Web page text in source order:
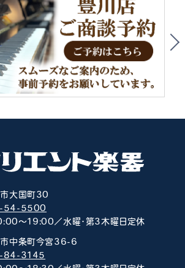
市大国町30
54-5500
～19:00／水曜･第3木曜日定休
市中条町今宮36-6
84-3145